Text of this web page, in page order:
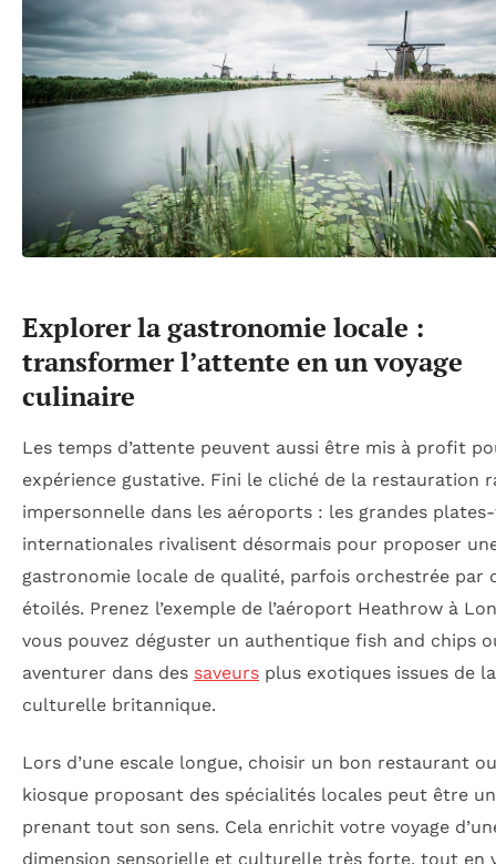
Explorer la gastronomie locale :
transformer l’attente en un voyage
culinaire
Les temps d’attente peuvent aussi être mis à profit
expérience gustative. Fini le cliché de la restauration
impersonnelle dans les aéroports : les grandes
internationales rivalisent désormais pour proposer
gastronomie locale de qualité, parfois orchestrée par
étoilés. Prenez l’exemple de l’aéroport Heathrow à
vous pouvez déguster un authentique fish and chips
aventurer dans des saveurs plus exotiques issues de
culturelle britannique.
Lors d’une escale longue, choisir un bon restaurant
kiosque proposant des spécialités locales peut être
prenant tout son sens. Cela enrichit votre voyage
dimension sensorielle et culturelle très forte, tout en